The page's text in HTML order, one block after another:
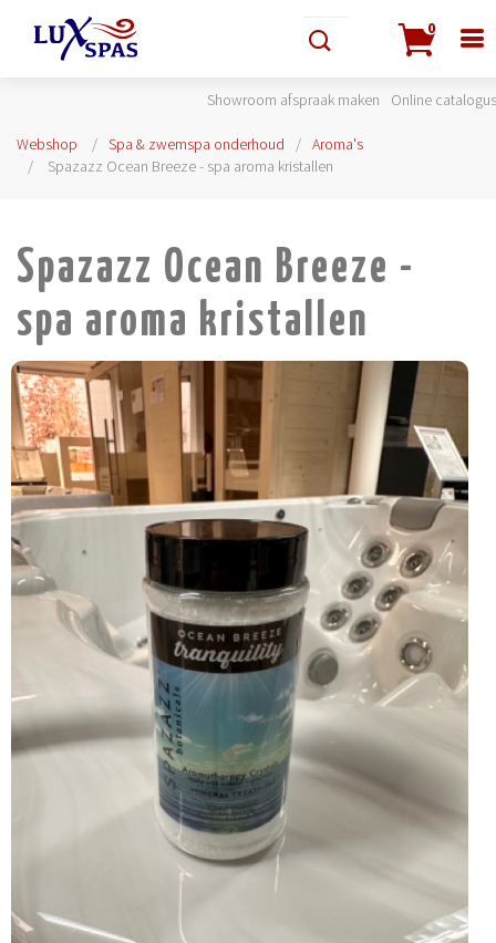
0
Showroom afspraak maken Online catalogus
Webshop Spa & zwemspa onderhoud
Aroma's
Spazazz Ocean Breeze - spa aroma kristallen
Spazazz Ocean Breeze -
spa aroma kristallen